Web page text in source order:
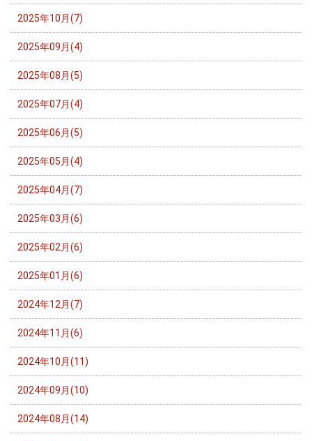
2025年10月(7)
2025年09月(4)
2025年08月(5)
2025年07月(4)
2025年06月(5)
2025年05月(4)
2025年04月(7)
2025年03月(6)
2025年02月(6)
2025年01月(6)
2024年12月(7)
2024年11月(6)
2024年10月(11)
2024年09月(10)
2024年08月(14)